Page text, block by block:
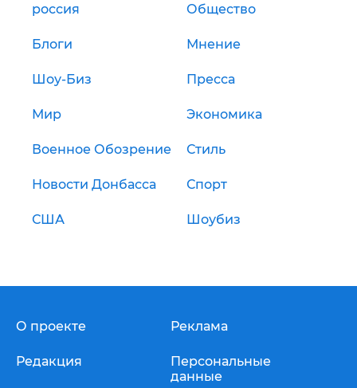
россия Общество
Блоги Мнение
Шоу-Биз Пресса
Мир Экономика
Военное Обозрение Стиль
Новости Донбасса Спорт
США Шоубиз
О проекте
Редакция
Реклама
Персональные
данные